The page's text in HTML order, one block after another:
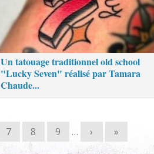
Un tatouage traditionnel old school
"Lucky Seven" réalisé par Tamara
Chaude...
7 8 9 … › »